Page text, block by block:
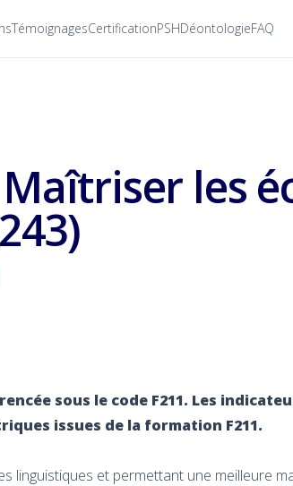
TémoignagesCertificationPSHDéontologieFAQ
Maîtriser les
sous le code F211. Les
issues de la formation F211.
linguistiques et permettant une meilleure